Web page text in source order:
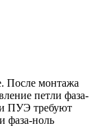
После монтажа
петли фаза-
и ПУЭ требуют
фаза-ноль